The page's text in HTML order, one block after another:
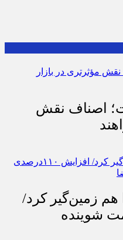
اصناف نقش
زمین‌گیر کرد/
قیمت شوینده